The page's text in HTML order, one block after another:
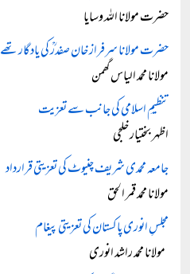
حضرت مولانا اللہ وسایا
حضرت مولانا سرفراز خان صفدرؒ کی یادگار تھے
مولانا محمد الیاس گھمن
تنظیمِ اسلامی کی جانب سے تعزیت
اظہر بختیار خلجی
جامعہ محمدی شریف چنیوٹ کی تعزیتی قرارداد
مولانا محمد قمر الحق
مجلسِ انوری پاکستان کی تعزیتی پیغام
مولانا محمد راشد انوری